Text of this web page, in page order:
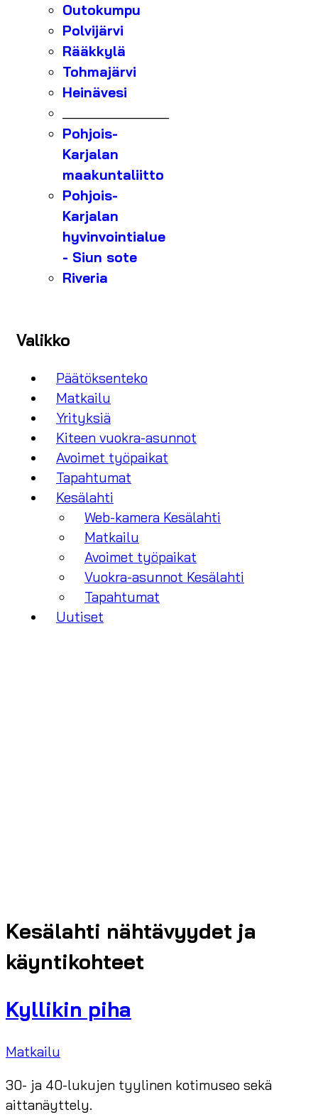
Outokumpu
Polvijärvi
Rääkkylä
Tohmajärvi
Heinävesi
Pohjois-
Karjalan
maakuntaliitto
Pohjois-
Karjalan
hyvinvointialue
- Siun sote
Riveria
Valikko
Päätöksenteko
Matkailu
Yrityksiä
Kiteen vuokra-asunnot
Avoimet työpaikat
Tapahtumat
Kesälahti
Web-kamera Kesälahti
Matkailu
Avoimet työpaikat
Vuokra-asunnot Kesälahti
Tapahtumat
Uutiset
Kesälahti nähtävyydet ja
käyntikohteet
Kyllikin piha
Matkailu
30- ja 40-lukujen tyylinen kotimuseo sekä
aittanäyttely.